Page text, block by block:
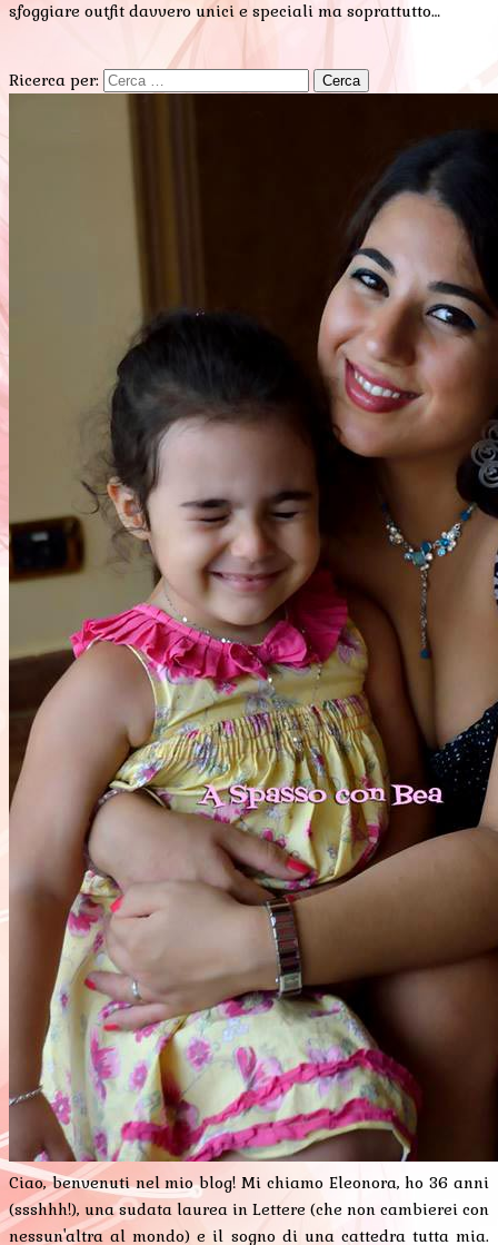
sfoggiare outfit davvero unici e speciali ma soprattutto…
Ricerca per:
Ciao, benvenuti nel mio blog! Mi chiamo Eleonora, ho 36 anni
(ssshhh!), una sudata laurea in Lettere (che non cambierei con
nessun'altra al mondo) e il sogno di una cattedra tutta mia.